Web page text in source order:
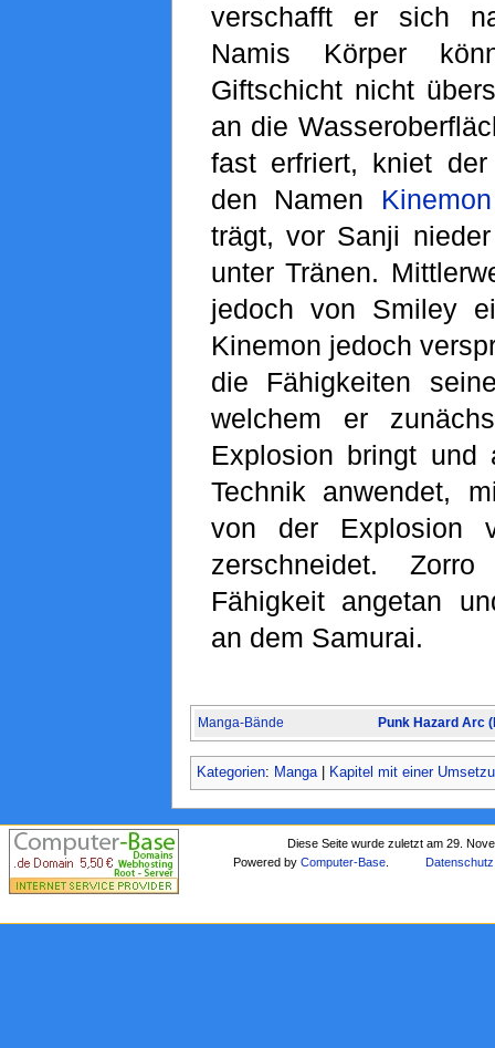
verschafft er sich
Namis Körper
Giftschicht nicht
an die
fast erfriert, kniet
den Namen
trägt, vor Sanji
unter Tränen.
jedoch von Smiley
Kinemon jedoch
die Fähigkeiten
welchem er
Explosion bringt und
Technik anwendet,
von der Explosion
zerschneidet.
Fähigkeit angetan
an dem Samurai.
Manga-Bände Punk Hazard Arc
Kategorien: Manga| Kapitel mit einer
Diese Seite wurde zuletzt am 29.
Powered byComputer-Base Datenschutz